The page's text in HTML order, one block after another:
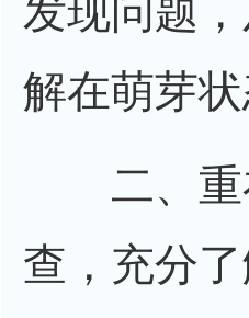
发现问题
解在萌芽
二、重在
查，充分